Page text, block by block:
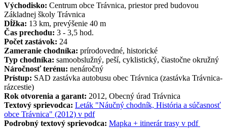
Východisko: Centrum obce Trávnica, priestor pred budovou
Základnej školy Trávnica
Dĺžka: 13 km, prevýšenie 40 m
Čas prechodu: 3 - 3,5 hod.
Počet zastávok: 24
Zameranie chodníka: prírodovedné, historické
Typ chodníka: samoobslužný, peší, cyklistický, čiastočne okružný
Náročnosť terénu: nenáročný
Prístup: SAD zastávka autobusu obec Trávnica (zastávka Trávnica-
rázcestie)
Rok otvorenia a garant: 2012, Obecný úrad Trávnica
Textový sprievodca: Leták "Náučný chodník, História a súčasnosť
obce Trávnica" (2012) v pdf
Podrobný textový sprievodca: Mapka + itinerár trasy v pdf